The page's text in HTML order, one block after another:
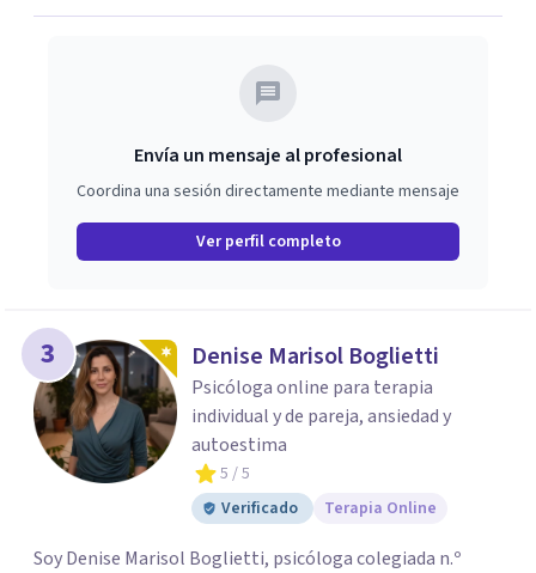
Envía un mensaje al profesional
Coordina una sesión directamente mediante mensaje
Ver perfil completo
3 Denise Marisol Boglietti
Psicóloga online para terapia
individual y de pareja, ansiedad y
autoestima
5 / 5
Verificado
Terapia Online
Soy Denise Marisol Boglietti, psicóloga colegiada n.º